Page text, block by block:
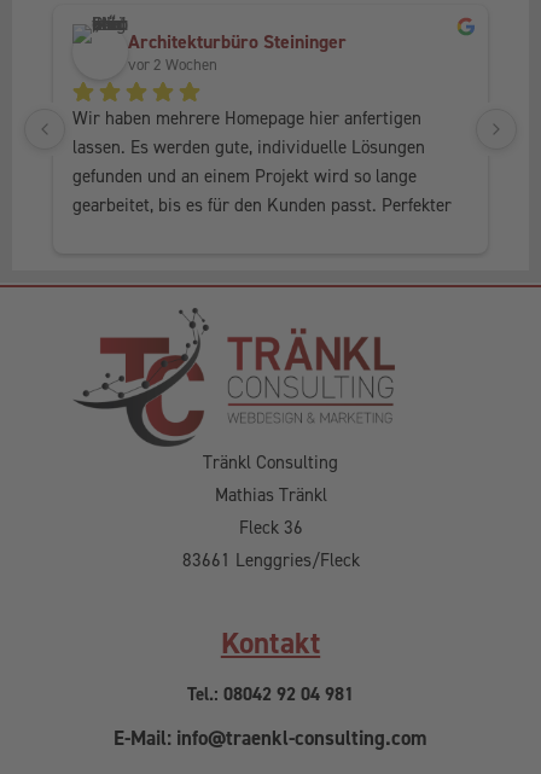
Architekturbüro Steininger
vor 2 Wochen
Wir haben mehrere Homepage hier anfertigen
lassen. Es werden gute, individuelle Lösungen
gefunden und an einem Projekt wird so lange
gearbeitet, bis es für den Kunden passt. Perfekter
Tränkl Consulting
Mathias Tränkl
Fleck 36
83661 Lenggries/Fleck
Kontakt
Tel.: 08042 92 04 981
E-Mail: info@traenkl-consulting.com